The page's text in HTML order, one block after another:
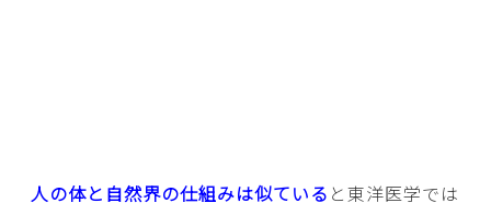
人の体と自然界の仕組みは似ている と東洋医学では